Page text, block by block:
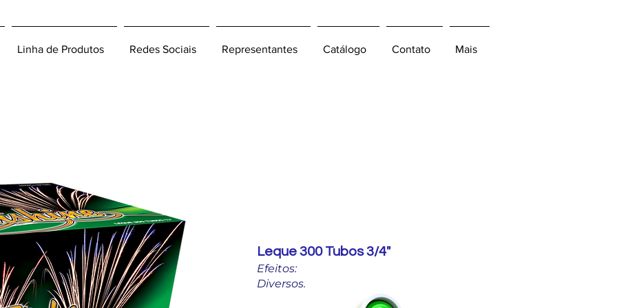
Linha de Produtos Redes Sociais Representantes Catálogo Contato Mais
Leque 300 Tubos 3/4"
Efeitos:
Diversos.